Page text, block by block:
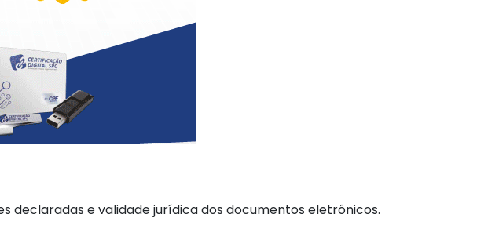
declaradas e validade jurídica dos documentos eletrônicos.